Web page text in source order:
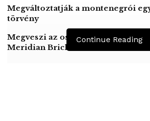
Megváltoztatják a montenegrói
törvény
Megveszi az osztrák
Meridian Bricket
Continue Reading